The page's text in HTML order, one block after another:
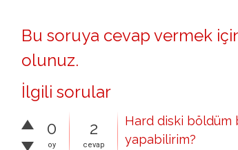
Bu soruya cevap vermek
olunuz.
İlgili sorular
0
oy
2
cevap
Hard diski böldüm
yapabilirim?